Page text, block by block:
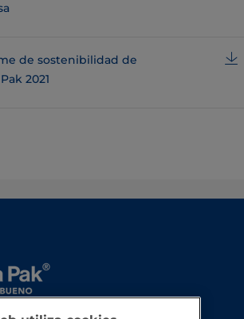
de sostenibilidad de
2021